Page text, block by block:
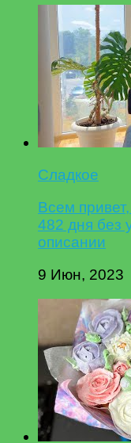
Сладкое
Всем
482 дня без
описании
9 Июн, 2023